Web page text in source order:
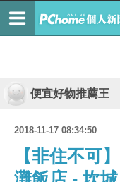
便宜好物推薦王
2018-11-17 08:34:50
【非住不可